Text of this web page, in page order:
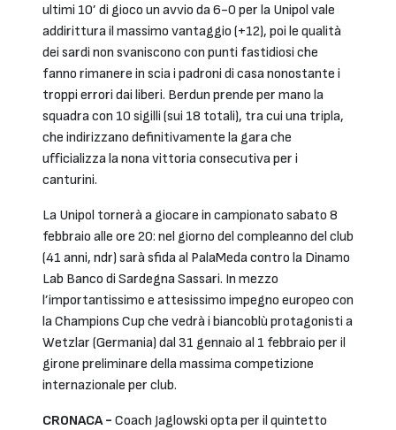
ultimi 10’ di gioco un avvio da 6-0 per la Unipol vale
addirittura il massimo vantaggio (+12), poi le qualità
dei sardi non svaniscono con punti fastidiosi che
fanno rimanere in scia i padroni di casa nonostante i
troppi errori dai liberi. Berdun prende per mano la
squadra con 10 sigilli (sui 18 totali), tra cui una tripla,
che indirizzano definitivamente la gara che
ufficializza la nona vittoria consecutiva per i
canturini.
La Unipol tornerà a giocare in campionato sabato 8
febbraio alle ore 20: nel giorno del compleanno del club
(41 anni, ndr) sarà sfida al PalaMeda contro la Dinamo
Lab Banco di Sardegna Sassari. In mezzo
l’importantissimo e attesissimo impegno europeo con
la Champions Cup che vedrà i biancoblù protagonisti a
Wetzlar (Germania) dal 31 gennaio al 1 febbraio per il
girone preliminare della massima competizione
internazionale per club.
CRONACA - Coach Jaglowski opta per il quintetto